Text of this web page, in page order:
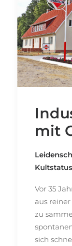
mit
Kultstatus
Vor 35
aus
zu
sich